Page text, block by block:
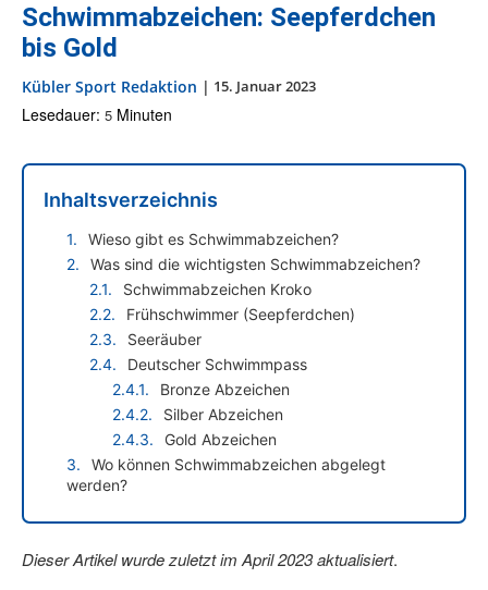
Schwimmabzeichen: Seepferdchen
bis Gold
Kübler Sport Redaktion | 15. Januar 2023
Lesedauer: 5 Minuten
Inhaltsverzeichnis
Wieso gibt es Schwimmabzeichen?
Was sind die wichtigsten Schwimmabzeichen?
Schwimmabzeichen Kroko
Frühschwimmer (Seepferdchen)
Seeräuber
Deutscher Schwimmpass
Bronze Abzeichen
Silber Abzeichen
Gold Abzeichen
Wo können Schwimmabzeichen abgelegt
werden?
Dieser Artikel wurde zuletzt im April 2023 aktualisiert.